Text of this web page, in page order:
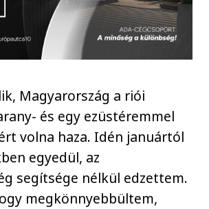
Magyarország a riói
és egy ezüstéremmel
volna haza. Idén januártól
egyedül, az
segítsége nélkül edzettem.
megkönnyebbültem,